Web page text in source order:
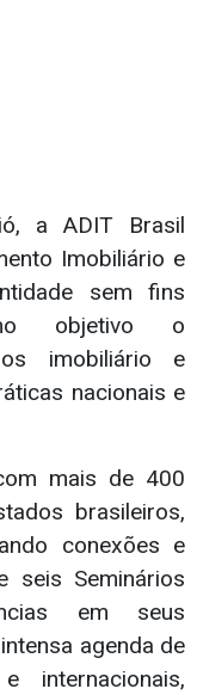
a ADIT Brasil
Imobiliário e
sem fins
objetivo o
imobiliário e
nacionais e
mais de 400
brasileiros,
conexões e
seis Seminários
em seus
agenda de
internacionais,